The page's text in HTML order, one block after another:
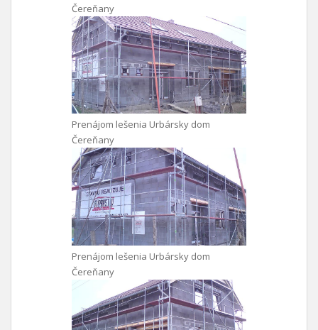
Čereňany
Prenájom lešenia Urbársky dom
Čereňany
Prenájom lešenia Urbársky dom
Čereňany